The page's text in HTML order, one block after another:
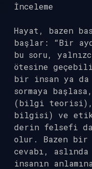
İnceleme
Hayat, bazen
başlar: “Bir
bu soru,
ötesine
bir insan ya da
sormaya
(bilgi
bilgisi) ve
derin felsefi
olur. Bazen bir
cevabı,
insanın